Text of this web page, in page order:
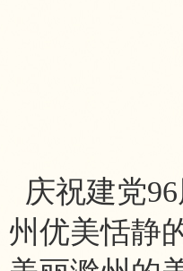
庆祝建党
州优美恬静